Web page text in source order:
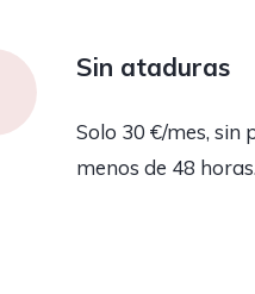
Sin ataduras
Solo 30 €/mes, sin
menos de 48 horas.